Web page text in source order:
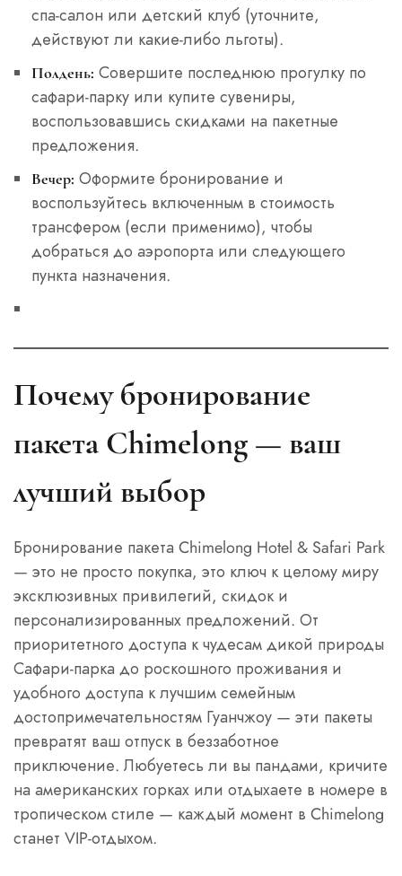
спа-салон или детский клуб (уточните,
действуют ли какие-либо льготы).
Полдень: Совершите последнюю прогулку по
сафари-парку или купите сувениры,
воспользовавшись скидками на пакетные
предложения.
Вечер: Оформите бронирование и
воспользуйтесь включенным в стоимость
трансфером (если применимо), чтобы
добраться до аэропорта или следующего
пункта назначения.
Почему бронирование
пакета Chimelong — ваш
лучший выбор
Бронирование пакета Chimelong Hotel & Safari Park
— это не просто покупка, это ключ к целому миру
эксклюзивных привилегий, скидок и
персонализированных предложений. От
приоритетного доступа к чудесам дикой природы
Сафари-парка до роскошного проживания и
удобного доступа к лучшим семейным
достопримечательностям Гуанчжоу — эти пакеты
превратят ваш отпуск в беззаботное
приключение. Любуетесь ли вы пандами, кричите
на американских горках или отдыхаете в номере в
тропическом стиле — каждый момент в Chimelong
станет VIP-отдыхом.